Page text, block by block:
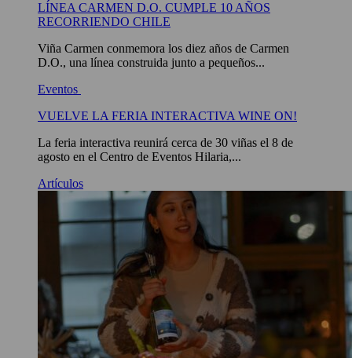
LÍNEA CARMEN D.O. CUMPLE 10 AÑOS
RECORRIENDO CHILE
Viña Carmen conmemora los diez años de Carmen
D.O., una línea construida junto a pequeños...
Eventos
VUELVE LA FERIA INTERACTIVA WINE ON!
La feria interactiva reunirá cerca de 30 viñas el 8 de
agosto en el Centro de Eventos Hilaria,...
Artículos